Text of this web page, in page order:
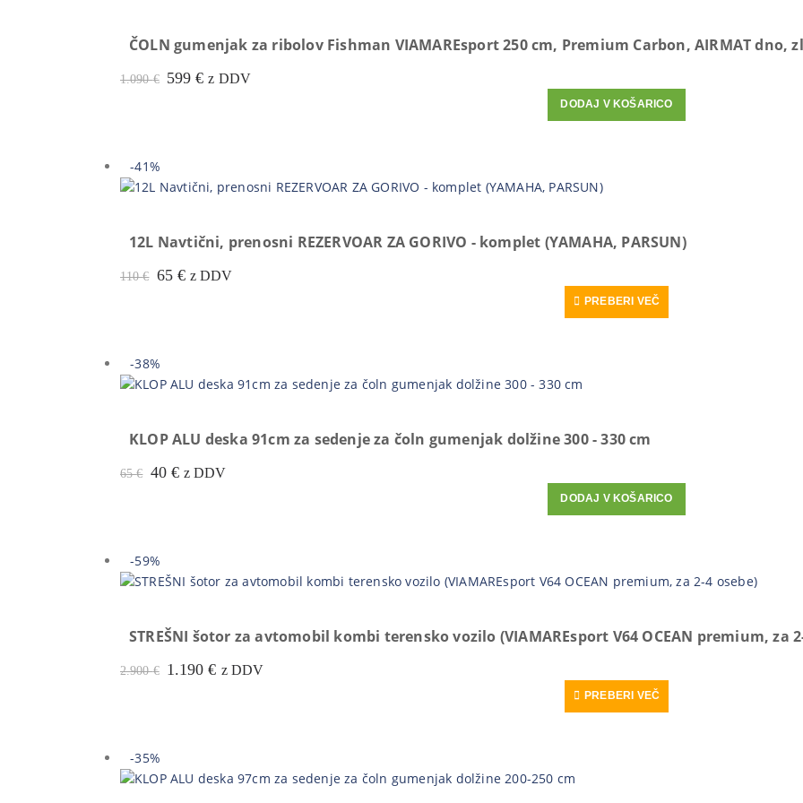
ČOLN gumenjak za ribolov Fishman VIAMAREsport 250 cm, Premium Carbon, AIRMAT dno,
1.090€ Prvotna
599€Trenutna
z DDV
DODAJ V KOŠARICO
-41%
12L Navtični, prenosni REZERVOAR ZA GORIVO - komplet (YAMAHA, PARSUN)
110€ Prvotna
65 €Trenutna
z DDV
PREBERI VEČ
-38%
KLOP ALU deska 91cm za sedenje za čoln gumenjak dolžine 300 - 330 cm
65€ Prvotna
40 €Trenutna
z DDV
DODAJ V KOŠARICO
-59%
STREŠNI šotor za avtomobil kombi terensko vozilo (VIAMAREsport V64 OCEAN premium, za
2.900€ Prvotna
1.190€Trenutna
z DDV
PREBERI VEČ
-35%